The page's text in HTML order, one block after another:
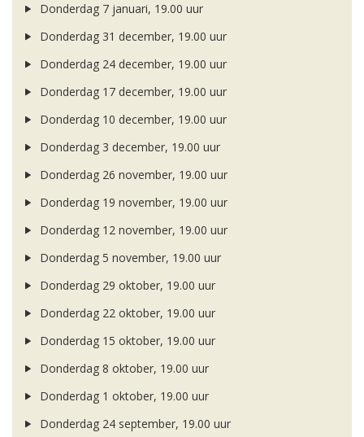
Donderdag 7 januari, 19.00 uur
Donderdag 31 december, 19.00 uur
Donderdag 24 december, 19.00 uur
Donderdag 17 december, 19.00 uur
Donderdag 10 december, 19.00 uur
Donderdag 3 december, 19.00 uur
Donderdag 26 november, 19.00 uur
Donderdag 19 november, 19.00 uur
Donderdag 12 november, 19.00 uur
Donderdag 5 november, 19.00 uur
Donderdag 29 oktober, 19.00 uur
Donderdag 22 oktober, 19.00 uur
Donderdag 15 oktober, 19.00 uur
Donderdag 8 oktober, 19.00 uur
Donderdag 1 oktober, 19.00 uur
Donderdag 24 september, 19.00 uur